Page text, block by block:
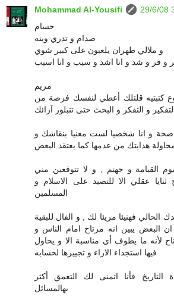
Mohammad Al-Yousifi
29/6/08
حسام
صدام و تدري وينه
و ملالي طهران يلعبون على كبير شوي
و فر و شد و انا اشد و سيب و انا اسيب
مريم
كتبتيه قلتلك أعطي لنفسك فرصة من
و التفكر و البحث حتى تتبلور آرائك
و انا شخصيا لست معنيا بنقاشك و
هدايتك من عدمها كما يعتقد البعض
القيامة و جهنم , و لا تتوقعين مني
عقلي الا للتصيد على الاسلام و
المسلمين
الحالي فهنيئا مريئا لك , و الفال للبقية
البعض يبين انه مرتاح امام الناس و
لأنه ما يطوف أي مناسبة الا و يحاول
فيها استجداء الاراء و تجييرها لحسابه
فأنا اتمنى لك التعمق أكثر
بهالمسائل